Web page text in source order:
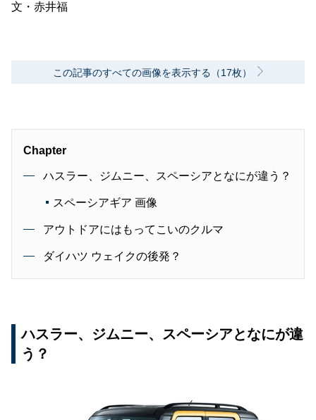
文・赤井福
この記事のすべての画像を表示する（17枚）
Chapter
ハスラー、ジムニー、スペーシアとなにが違う？
スペーシアギア 画像
アウトドアにはもってこいのクルマ
ダイハツ ウェイクの後発？
ハスラー、ジムニー、スペーシアとなにが違
う？